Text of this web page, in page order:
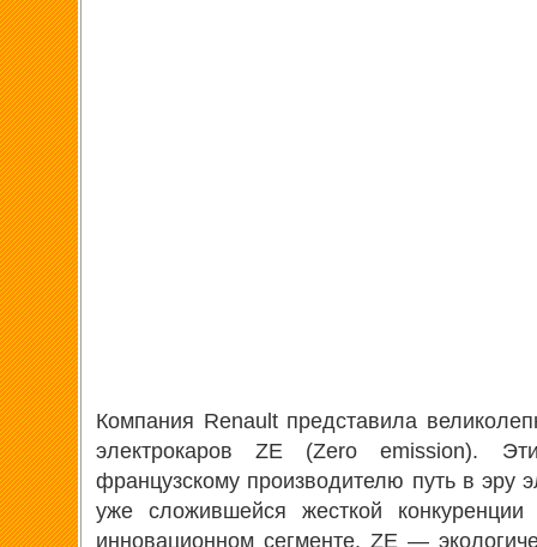
Компания Renault представила
электрокаров ZE (Zero emission).
французскому производителю путь в эру
уже сложившейся жесткой
инновационном сегменте. ZE —